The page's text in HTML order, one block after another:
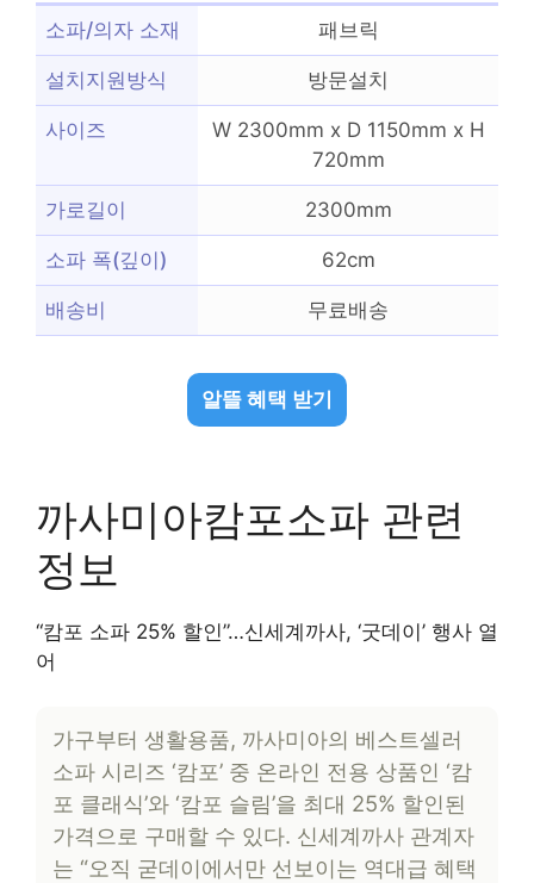
소파/의자 소재 패브릭
설치지원방식 방문설치
사이즈
W 2300mm x D 1150mm x H
720mm
가로길이 2300mm
소파 폭(깊이) 62cm
배송비 무료배송
알뜰 혜택 받기
까사미아캄포소파 관련
정보
“캄포 소파 25% 할인”…신세계까사, ‘굿데이’ 행사 열
어
가구부터 생활용품, 까사미아의 베스트셀러
소파 시리즈 ‘캄포’ 중 온라인 전용 상품인 ‘캄
포 클래식’와 ‘캄포 슬림’을 최대 25% 할인된
가격으로 구매할 수 있다. 신세계까사 관계자
는 “오직 굳데이에서만 선보이는 역대급 혜택